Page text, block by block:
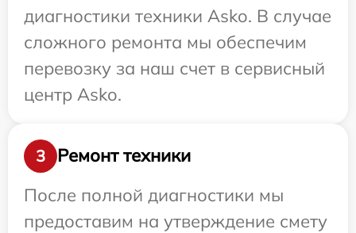
диагностики техники Asko. В случае
сложного ремонта мы обеспечим
перевозку за наш счет в сервисный
центр Asko.
3
Ремонт техники
После полной диагностики мы
предоставим на утверждение смету